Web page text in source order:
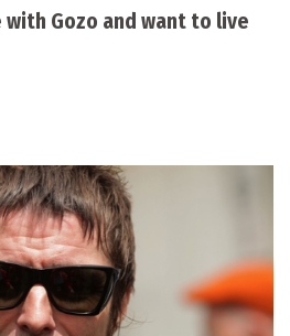
with Gozo and want to live